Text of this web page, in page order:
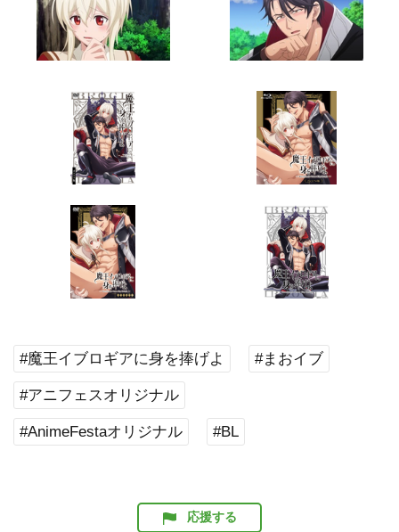
#魔王イブロギアに身を捧げよ #まおイブ
#アニフェスオリジナル
#AnimeFestaオリジナル #BL
応援する